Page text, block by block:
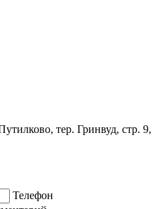
тер. Гринвуд, стр. 9,
Телефон